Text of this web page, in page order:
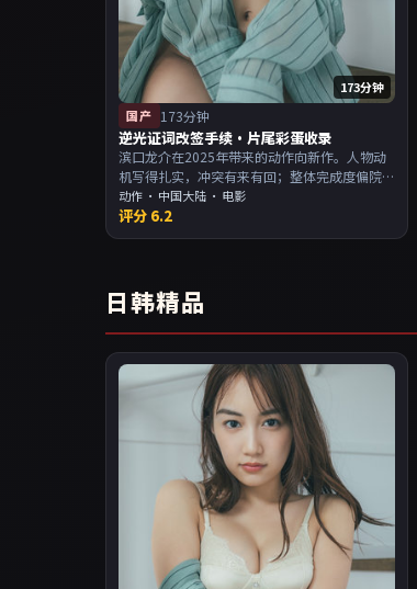
173分钟
国产 173分钟
逆光证词改签手续·片尾彩蛋收录
滨口龙介在2025年带来的动作向新作。人物动
机写得扎实，冲突有来有回；整体完成度偏院
线质感。主演以演技派为主，适合喜欢强叙事
与人物关系的观众加入片单。
动作 · 中国大陆 · 电影
评分 6.2
日韩精品